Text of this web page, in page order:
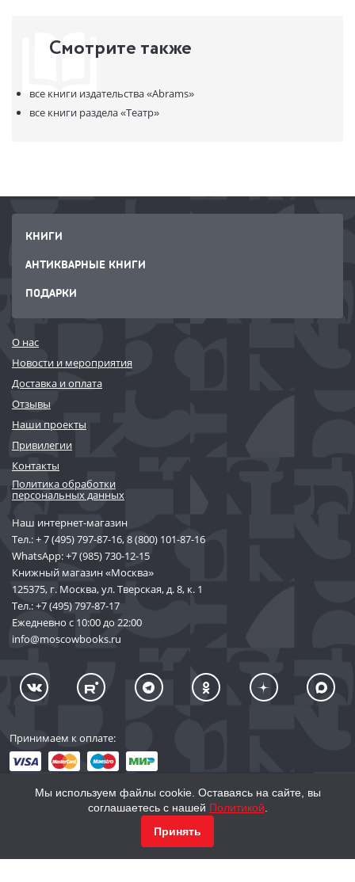
different approaches to key moments. Like wordless comic books,
they have an energy and rhythm all their own that is fascinating to
Now, for the first time, Lucasfilm has opened its archives to present
Смотрите также
все книги издательства«Abrams»
все книги раздела«Театр»
КНИГИ
АНТИКВАРНЫЕ КНИГИ
ПОДАРКИ
О нас
Новости и мероприятия
Доставка и оплата
Отзывы
Наши проекты
Привилегии
Контакты
Политика обработки
персональных данных
Наш интернет-магазин
Тел.:+ 7 (495) 797-87-16,8 (800) 101-87-16
WhatsApp:+7 (985) 730-12-15
Книжный магазин «Москва»
125375, г. Москва, ул. Тверская, д. 8, к. 1
Тел.:+7 (495) 797-87-17
Ежедневно с 10:00 до 22:00
info@moscowbooks.ru
Принимаем к оплате:
© 2002–2026 «Торговый Дом Книги «МОСКВА»
Мы используем файлы cookie. Оставаясь на сайте, вы
соглашаетесь с нашей Политикой
Принять